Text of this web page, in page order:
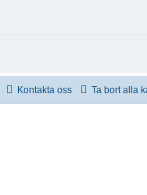
Ta bort alla
Kontakta oss